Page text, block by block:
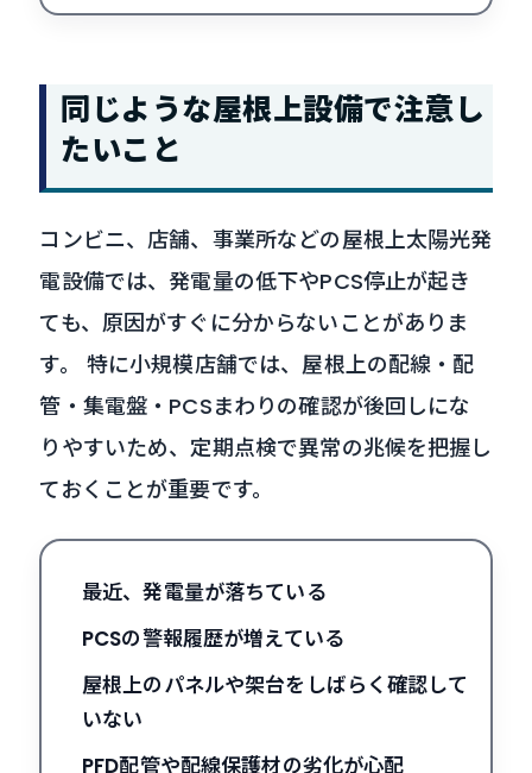
同じような屋根上設備で注意し
たいこと
コンビニ、店舗、事業所などの屋根上太陽光発
電設備では、発電量の低下やPCS停止が起き
ても、原因がすぐに分からないことがありま
す。 特に小規模店舗では、屋根上の配線・配
管・集電盤・PCSまわりの確認が後回しにな
りやすいため、定期点検で異常の兆候を把握し
ておくことが重要です。
最近、発電量が落ちている
PCSの警報履歴が増えている
屋根上のパネルや架台をしばらく確認して
いない
PFD配管や配線保護材の劣化が心配